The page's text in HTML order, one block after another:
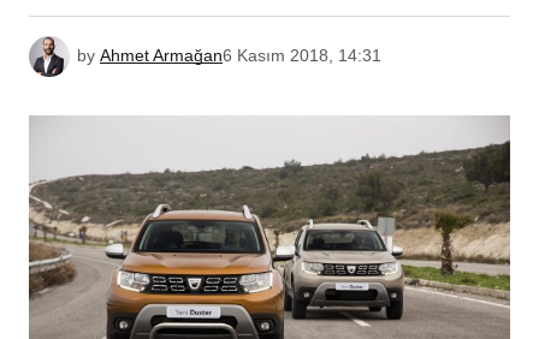
by Ahmet Armağan6 Kasım 2018, 14:31